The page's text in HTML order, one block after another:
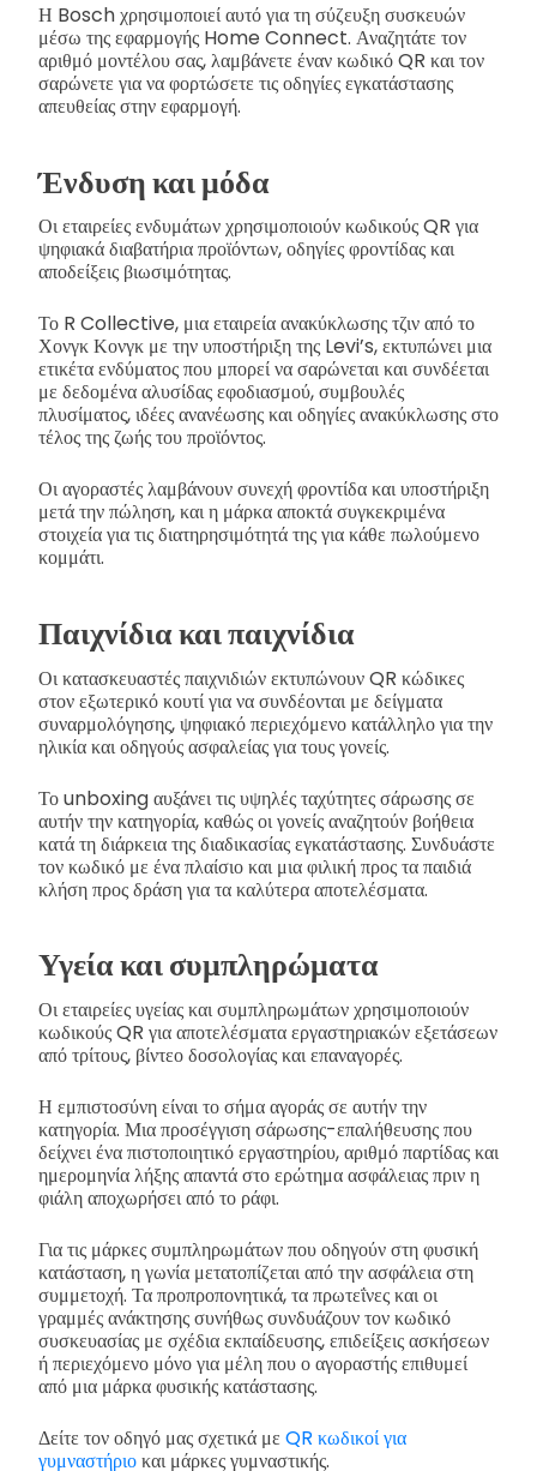
Η Bosch χρησιμοποιεί αυτό για τη σύζευξη συσκευών
μέσω της εφαρμογής Home Connect. Αναζητάτε τον
αριθμό μοντέλου σας, λαμβάνετε έναν κωδικό QR και τον
σαρώνετε για να φορτώσετε τις οδηγίες εγκατάστασης
απευθείας στην εφαρμογή.
Ένδυση και μόδα
Οι εταιρείες ενδυμάτων χρησιμοποιούν κωδικούς QR για
ψηφιακά διαβατήρια προϊόντων, οδηγίες φροντίδας και
αποδείξεις βιωσιμότητας.
Το R Collective, μια εταιρεία ανακύκλωσης τζιν από το
Χονγκ Κονγκ με την υποστήριξη της Levi’s, εκτυπώνει μια
ετικέτα ενδύματος που μπορεί να σαρώνεται και συνδέεται
με δεδομένα αλυσίδας εφοδιασμού, συμβουλές
πλυσίματος, ιδέες ανανέωσης και οδηγίες ανακύκλωσης στο
τέλος της ζωής του προϊόντος.
Οι αγοραστές λαμβάνουν συνεχή φροντίδα και υποστήριξη
μετά την πώληση, και η μάρκα αποκτά συγκεκριμένα
στοιχεία για τις διατηρησιμότητά της για κάθε πωλούμενο
κομμάτι.
Παιχνίδια και παιχνίδια
Οι κατασκευαστές παιχνιδιών εκτυπώνουν QR κώδικες
στον εξωτερικό κουτί για να συνδέονται με δείγματα
συναρμολόγησης, ψηφιακό περιεχόμενο κατάλληλο για την
ηλικία και οδηγούς ασφαλείας για τους γονείς.
Το unboxing αυξάνει τις υψηλές ταχύτητες σάρωσης σε
αυτήν την κατηγορία, καθώς οι γονείς αναζητούν βοήθεια
κατά τη διάρκεια της διαδικασίας εγκατάστασης. Συνδυάστε
τον κωδικό με ένα πλαίσιο και μια φιλική προς τα παιδιά
κλήση προς δράση για τα καλύτερα αποτελέσματα.
Υγεία και συμπληρώματα
Οι εταιρείες υγείας και συμπληρωμάτων χρησιμοποιούν
κωδικούς QR για αποτελέσματα εργαστηριακών εξετάσεων
από τρίτους, βίντεο δοσολογίας και επαναγορές.
Η εμπιστοσύνη είναι το σήμα αγοράς σε αυτήν την
κατηγορία. Μια προσέγγιση σάρωσης-επαλήθευσης που
δείχνει ένα πιστοποιητικό εργαστηρίου, αριθμό παρτίδας και
ημερομηνία λήξης απαντά στο ερώτημα ασφάλειας πριν η
φιάλη αποχωρήσει από το ράφι.
Για τις μάρκες συμπληρωμάτων που οδηγούν στη φυσική
κατάσταση, η γωνία μετατοπίζεται από την ασφάλεια στη
συμμετοχή. Τα προπροπονητικά, τα πρωτεΐνες και οι
γραμμές ανάκτησης συνήθως συνδυάζουν τον κωδικό
συσκευασίας με σχέδια εκπαίδευσης, επιδείξεις ασκήσεων
ή περιεχόμενο μόνο για μέλη που ο αγοραστής επιθυμεί
από μια μάρκα φυσικής κατάστασης.
Δείτε τον οδηγό μας σχετικά με QR κωδικοί για
γυμναστήριοκαι μάρκες γυμναστικής.